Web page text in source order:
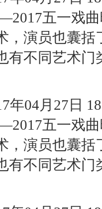
五一戏
，演员也囊
有不同艺术
月27日
五一戏
，演员也囊
有不同艺术